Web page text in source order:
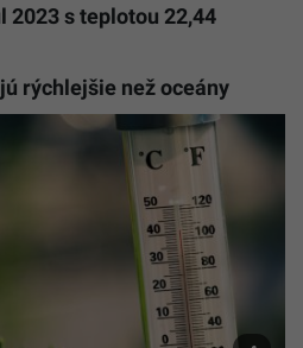
2023 s teplotou 22,44
rýchlejšie než oceány